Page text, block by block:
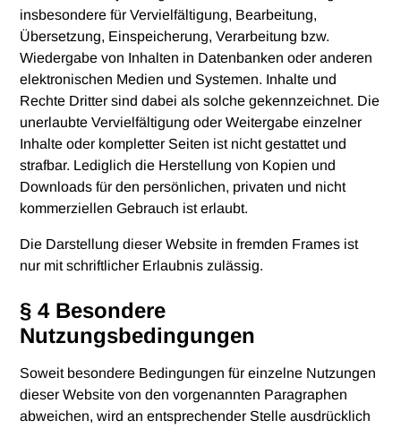
insbesondere für Vervielfältigung, Bearbeitung,
Übersetzung, Einspeicherung, Verarbeitung bzw.
Wiedergabe von Inhalten in Datenbanken oder anderen
elektronischen Medien und Systemen. Inhalte und
Rechte Dritter sind dabei als solche gekennzeichnet. Die
unerlaubte Vervielfältigung oder Weitergabe einzelner
Inhalte oder kompletter Seiten ist nicht gestattet und
strafbar. Lediglich die Herstellung von Kopien und
Downloads für den persönlichen, privaten und nicht
kommerziellen Gebrauch ist erlaubt.
Die Darstellung dieser Website in fremden Frames ist
nur mit schriftlicher Erlaubnis zulässig.
§ 4 Besondere
Nutzungsbedingungen
Soweit besondere Bedingungen für einzelne Nutzungen
dieser Website von den vorgenannten Paragraphen
abweichen, wird an entsprechender Stelle ausdrücklich